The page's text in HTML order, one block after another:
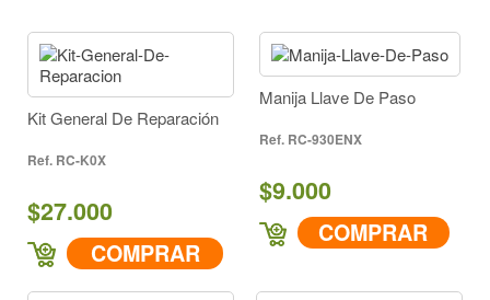
Kit General De Reparación
RC-K0X
$27.000
COMPRAR
Manija Llave De Paso
RC-930ENX
$9.000
COMPRAR